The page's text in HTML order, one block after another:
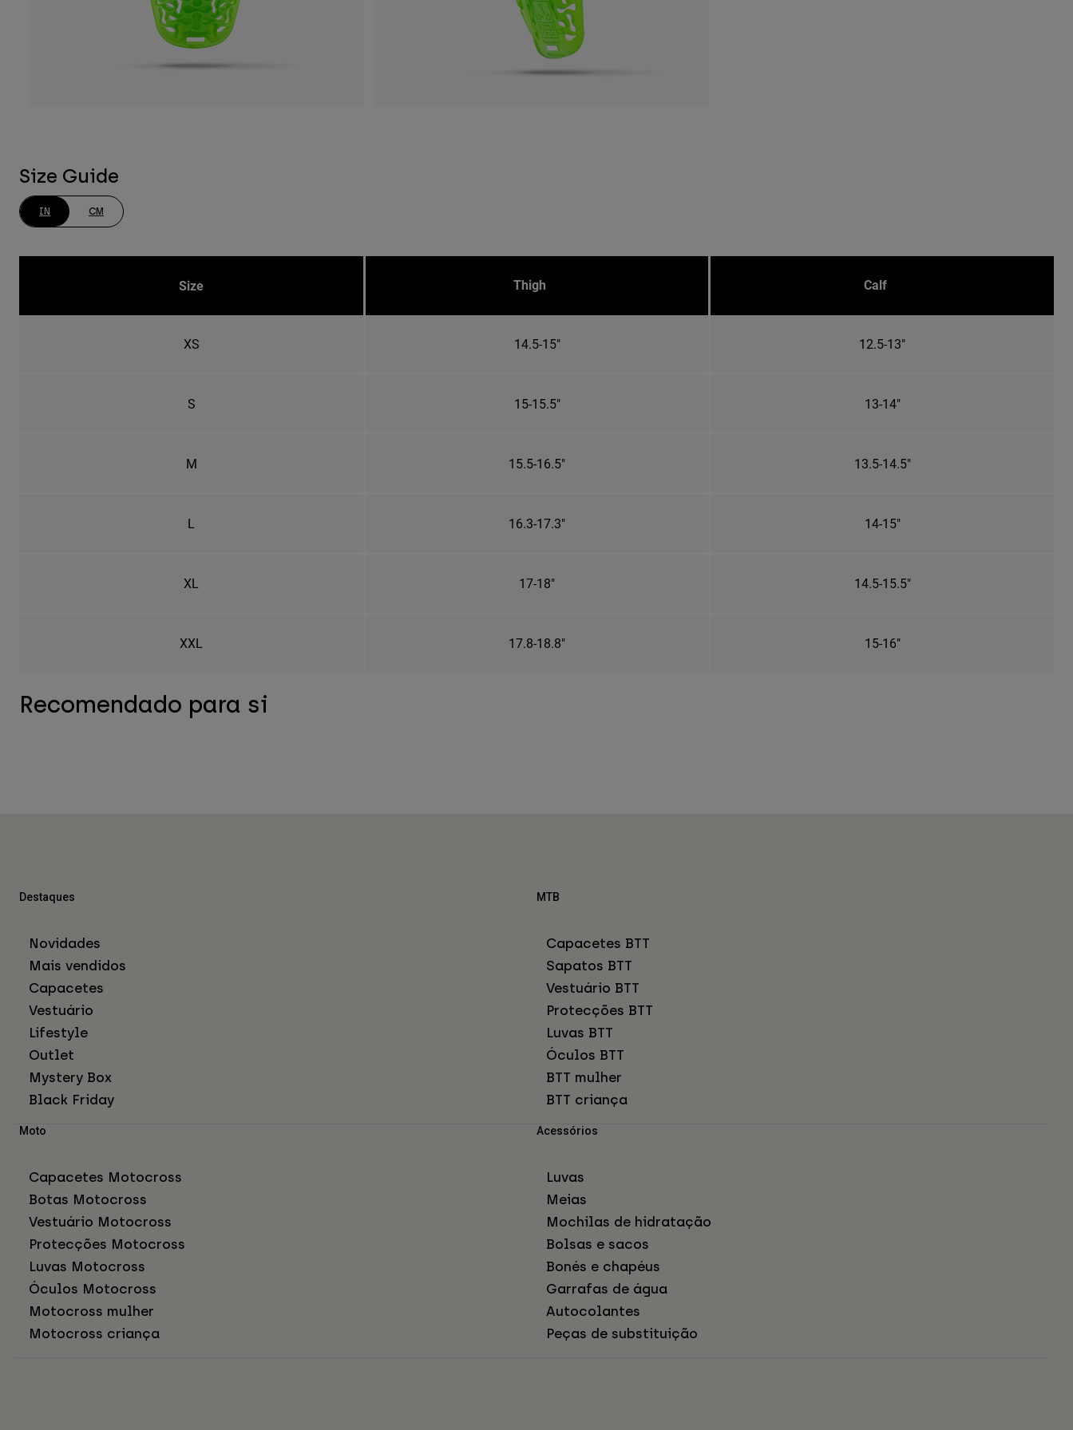
Size Guide
IN CM
Size Thigh Calf
XS 14.5-15" 12.5-13"
S 15-15.5" 13-14"
M 15.5-16.5" 13.5-14.5"
L 16.3-17.3" 14-15"
XL 17-18" 14.5-15.5"
XXL 17.8-18.8" 15-16"
Recomendado para si
Destaques
Novidades
Mais vendidos
Capacetes
Vestuário
Lifestyle
Outlet
Mystery Box
Black Friday
MTB
Capacetes BTT
Sapatos BTT
Vestuário BTT
Protecções BTT
Luvas BTT
Óculos BTT
BTT mulher
BTT criança
Moto
Capacetes Motocross
Botas Motocross
Vestuário Motocross
Protecções Motocross
Luvas Motocross
Óculos Motocross
Motocross mulher
Motocross criança
Acessórios
Luvas
Meias
Mochilas de hidratação
Bolsas e sacos
Bonés e chapéus
Garrafas de água
Autocolantes
Peças de substituição